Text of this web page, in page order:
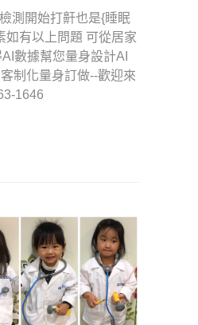
測開始打鼾也是{睡眠
如有以上問題 可從居家
數據幫您量身設計AI
制化量身訂做--歡迎來
1646